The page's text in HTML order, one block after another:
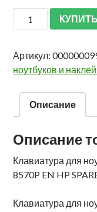
КУПИТЬ
Артикул:
ноутбуков и
Описание
Описание
Клавиатура для
8570P EN HP
Клавиатура для